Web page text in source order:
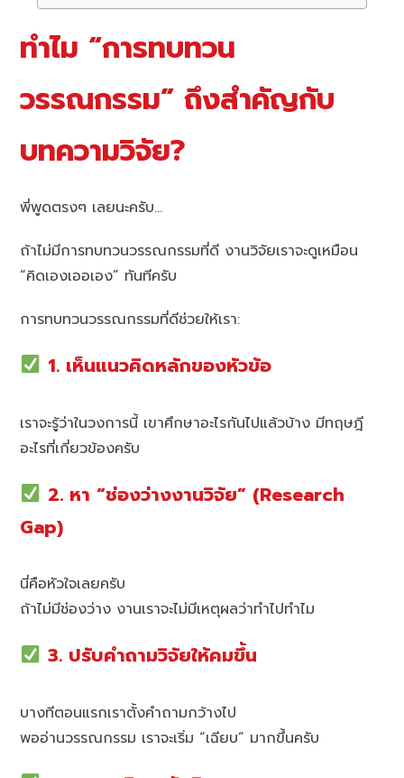
ทำไม “การทบทวน
วรรณกรรม” ถึงสำคัญกับ
บทความวิจัย?
พี่พูดตรงๆ เลยนะครับ…
ถ้าไม่มีการทบทวนวรรณกรรมที่ดี งานวิจัยเราจะดูเหมือน
“คิดเองเออเอง” ทันทีครับ
การทบทวนวรรณกรรมที่ดีช่วยให้เรา:
1. เห็นแนวคิดหลักของหัวข้อ
เราจะรู้ว่าในวงการนี้ เขาศึกษาอะไรกันไปแล้วบ้าง มีทฤษฎี
อะไรที่เกี่ยวข้องครับ
2. หา “ช่องว่างงานวิจัย” (Research
Gap)
นี่คือหัวใจเลยครับ
ถ้าไม่มีช่องว่าง งานเราจะไม่มีเหตุผลว่าทำไปทำไม
3. ปรับคำถามวิจัยให้คมขึ้น
บางทีตอนแรกเราตั้งคำถามกว้างไป
พออ่านวรรณกรรม เราจะเริ่ม “เฉียบ” มากขึ้นครับ